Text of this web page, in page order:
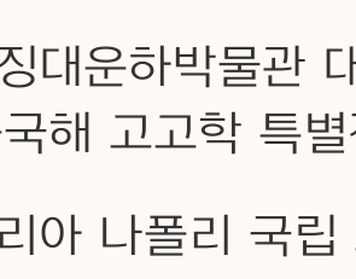
대운하박물관
해 고고학 특
아 나폴리 국